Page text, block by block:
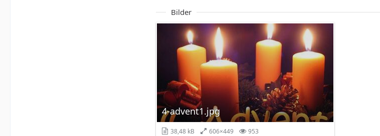
Bilder
4-advent1.jpg
38,48 kB 606×449 953